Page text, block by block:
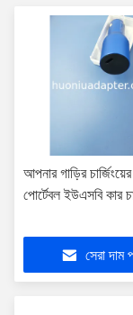
আপনার গাড়ির
পোর্টেবল ইউএসবি কার
সেরা দাম